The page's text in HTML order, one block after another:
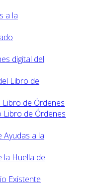
a la
digital del
Libro de
Libro de Órdenes
Libro de Órdenes
Ayudas a la
la Huella de
Existente